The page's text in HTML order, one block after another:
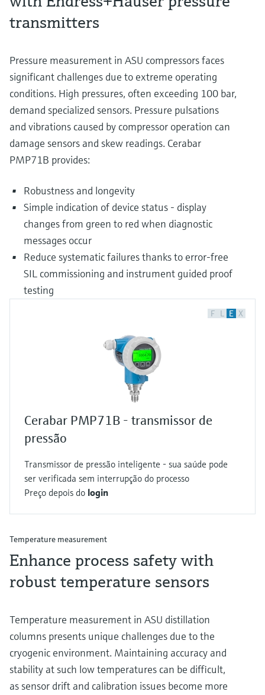
transmitters
Pressure measurement in ASU compressors faces
significant challenges due to extreme operating
conditions. High pressures, often exceeding 100 bar,
demand specialized sensors. Pressure pulsations
and vibrations caused by compressor operation can
damage sensors and skew readings. Cerabar
PMP71B provides:
Robustness and longevity
Simple indication of device status - display
changes from green to red when diagnostic
messages occur
Reduce systematic failures thanks to error-free
SIL commissioning and instrument guided proof
testing
F L E X
Cerabar PMP71B - transmissor de
pressão
Transmissor de pressão inteligente - sua saúde pode
ser verificada sem interrupção do processo
Preço depois do login
Temperature measurement
Enhance process safety with
robust temperature sensors
Temperature measurement in ASU distillation
columns presents unique challenges due to the
cryogenic environment. Maintaining accuracy and
stability at such low temperatures can be difficult,
as sensor drift and calibration issues become more